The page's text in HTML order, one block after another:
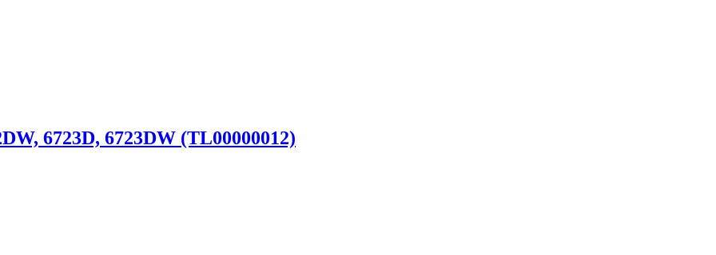
6723D, 6723DW (TL00000012)